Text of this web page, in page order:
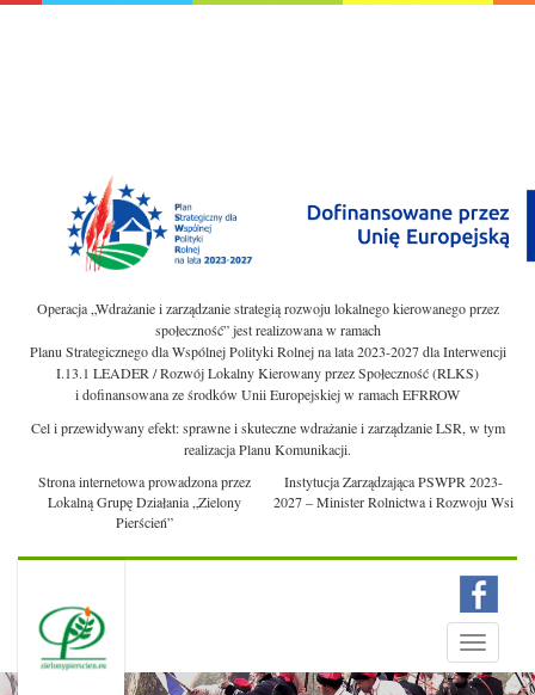
Operacja „Wdrażanie i zarządzanie strategią rozwoju lokalnego kierowanego przez
społeczność” jest realizowana w ramach
Planu Strategicznego dla Wspólnej Polityki Rolnej na lata 2023-2027 dla Interwencji
I.13.1 LEADER / Rozwój Lokalny Kierowany przez Społeczność (RLKS)
i dofinansowana ze środków Unii Europejskiej w ramach EFRROW
Cel i przewidywany efekt: sprawne i skuteczne wdrażanie i zarządzanie LSR, w tym
realizacja Planu Komunikacji.
Strona internetowa prowadzona przez
Lokalną Grupę Działania „Zielony
Pierścień”
Instytucja Zarządzająca PSWPR 2023-
2027 – Minister Rolnictwa i Rozwoju Wsi
Toggle
Menu